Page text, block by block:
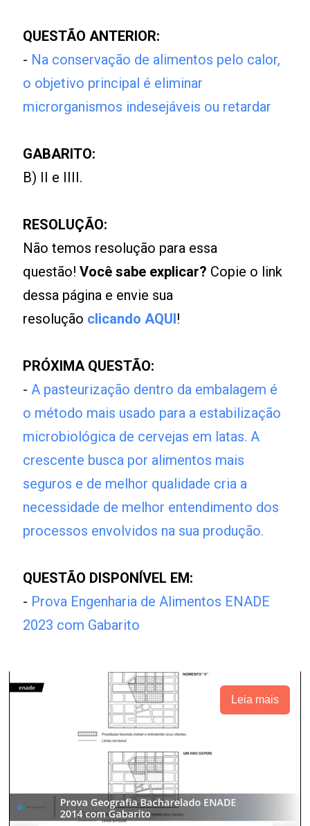
QUESTÃO ANTERIOR:
- Na conservação de alimentos pelo calor,
o objetivo principal é eliminar
microrganismos indesejáveis ou retardar
GABARITO:
B) II e IIII.
RESOLUÇÃO:
Não temos resolução para essa
questão!Você sabe explicar? Copie o link
dessa página e envie sua
resolução clicando AQUI!
PRÓXIMA QUESTÃO:
-A pasteurização dentro da embalagem é
o método mais usado para a estabilização
microbiológica de cervejas em latas. A
crescente busca por alimentos mais
seguros e de melhor qualidade cria a
necessidade de melhor entendimento dos
processos envolvidos na sua produção.
QUESTÃO DISPONÍVEL EM:
- Prova Engenharia de Alimentos ENADE
2023 com Gabarito
Leia mais